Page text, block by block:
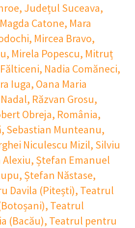
, Județul Suceava,
Magda Catone, Mara
, Mircea Bravo,
, Mirela Popescu, Mitruț
, Nadia Comăneci,
Iuga, Oana Maria
, Răzvan Grosu,
Obreja, România,
, Sebastian Munteanu,
Niculescu Mizil, Silviu
, Ștefan Emanuel
, Ștefan Năstase,
Davila (Pitești), Teatrul
, Teatrul
(Bacău), Teatrul pentru